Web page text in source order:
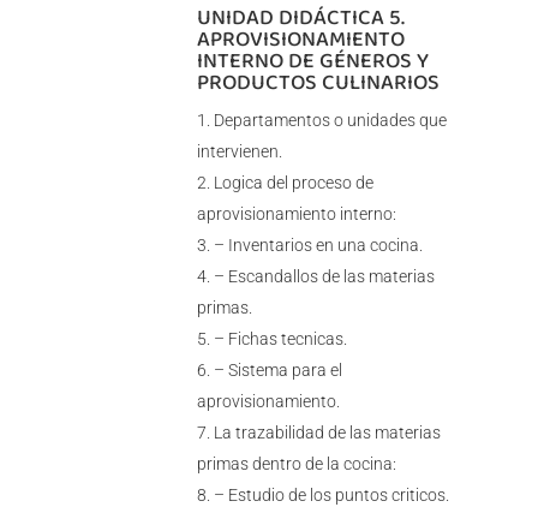
UNIDAD DIDÁCTICA 5.
APROVISIONAMIENTO
INTERNO DE GÉNEROS Y
PRODUCTOS CULINARIOS
Departamentos o unidades que
intervienen.
Logica del proceso de
aprovisionamiento interno:
– Inventarios en una cocina.
– Escandallos de las materias
primas.
– Fichas tecnicas.
– Sistema para el
aprovisionamiento.
La trazabilidad de las materias
primas dentro de la cocina:
– Estudio de los puntos criticos.